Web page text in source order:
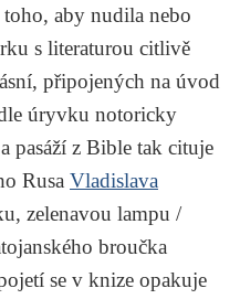
aby nudila nebo
s literaturou citlivě
připojených na úvod
úryvku notoricky
a pasáží z Bible tak cituje
Rusa Vladislava
zelenavou lampu /
broučka
se v knize opakuje